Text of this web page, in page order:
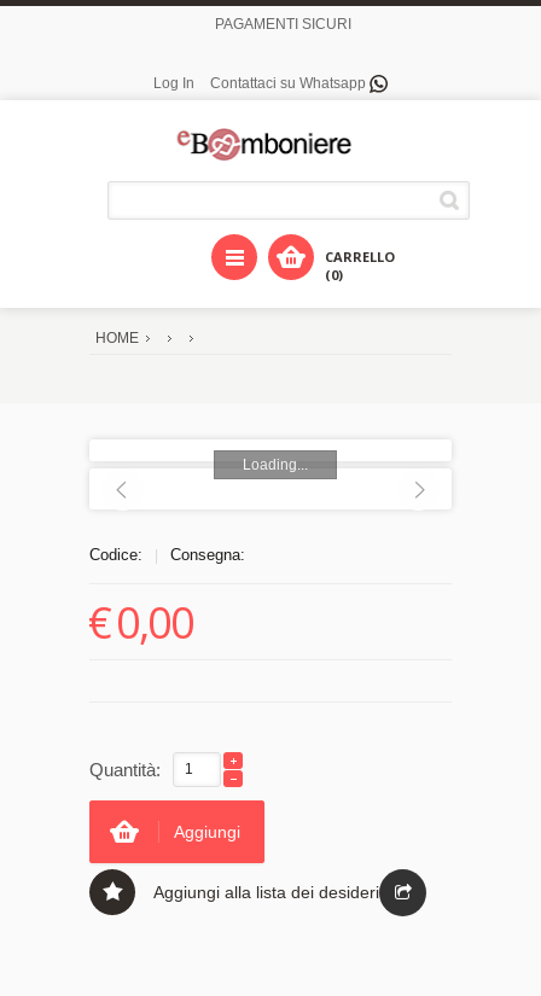
PAGAMENTI SICURI
Log In Contattaci su Whatsapp
CARRELLO
(0)
HOME
Loading...
Codice: Consegna:
€0,00
Quantità:
Aggiungi
Aggiungi alla lista dei desideri